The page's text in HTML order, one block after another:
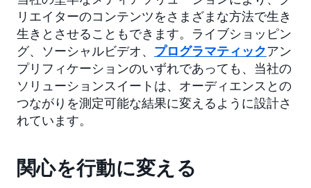
リエイターのコンテンツをさまざまな方法で生き
生きとさせることもできます。ライブショッピン
グ、ソーシャルビデオ、 プログラマティックアン
プリフィケーションのいずれであっても、当社の
ソリューションスイートは、オーディエンスとの
つながりを測定可能な結果に変えるように設計さ
れています。
関心を行動に変える